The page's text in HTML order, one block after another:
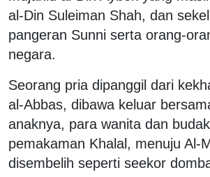
al-Din Suleiman Shah, dan
pangeran Sunni serta orang-
negara.
Seorang pria dipanggil dari
al-Abbas, dibawa keluar
anaknya, para wanita dan
pemakaman Khalal, menuju Al-
disembelih seperti seekor